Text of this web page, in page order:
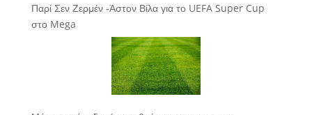
Παρί Σεν Ζερμέν -Άστον Βίλα για το UEFA Super Cup
στο Mega